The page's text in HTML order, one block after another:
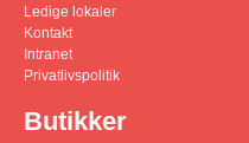
Ledige lokaler
Kontakt
Intranet
Privatlivspolitik
Butikker